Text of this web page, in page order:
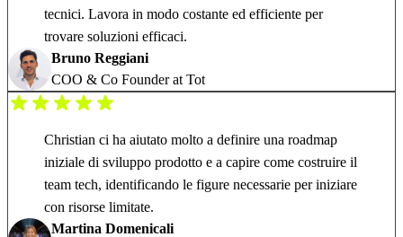
tecnici. Lavora in modo costante ed efficiente per
trovare soluzioni efficaci.
Bruno Reggiani
COO & Co Founder at Tot
Christian ci ha aiutato molto a definire una roadmap
iniziale di sviluppo prodotto e a capire come costruire il
team tech, identificando le figure necessarie per iniziare
con risorse limitate.
Martina Domenicali